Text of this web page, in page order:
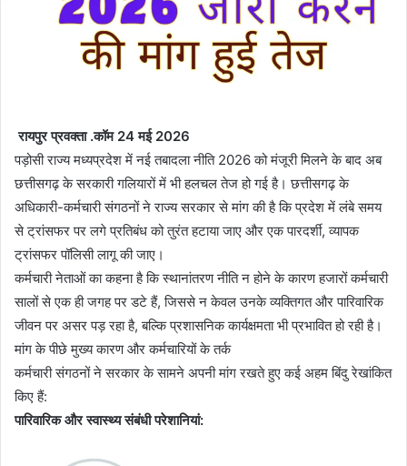
​रायपुर प्रवक्ता .कॉम 24 मई 2026
​पड़ोसी राज्य मध्यप्रदेश में नई तबादला नीति 2026 को मंजूरी मिलने के बाद अब
छत्तीसगढ़ के सरकारी गलियारों में भी हलचल तेज हो गई है। छत्तीसगढ़ के
अधिकारी-कर्मचारी संगठनों ने राज्य सरकार से मांग की है कि प्रदेश में लंबे समय
से ट्रांसफर पर लगे प्रतिबंध को तुरंत हटाया जाए और एक पारदर्शी, व्यापक
ट्रांसफर पॉलिसी लागू की जाए।
​कर्मचारी नेताओं का कहना है कि स्थानांतरण नीति न होने के कारण हजारों कर्मचारी
सालों से एक ही जगह पर डटे हैं, जिससे न केवल उनके व्यक्तिगत और पारिवारिक
जीवन पर असर पड़ रहा है, बल्कि प्रशासनिक कार्यक्षमता भी प्रभावित हो रही है।
​मांग के पीछे मुख्य कारण और कर्मचारियों के तर्क
​कर्मचारी संगठनों ने सरकार के सामने अपनी मांग रखते हुए कई अहम बिंदु रेखांकित
किए हैं:
​पारिवारिक और स्वास्थ्य संबंधी परेशानियां: